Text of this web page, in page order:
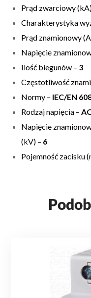
Prąd zwarciowy
Charakterystyka
Prąd znamionowy
Napięcie
Ilość biegunów – 3
Częstotliwość
Normy – IEC/EN
Rodzaj napięcia –
Napięcie
(kV) – 6
Pojemność zacisku